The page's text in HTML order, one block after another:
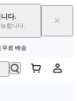
다.
합니다. ×
| 무료 배송
| 무료 배송